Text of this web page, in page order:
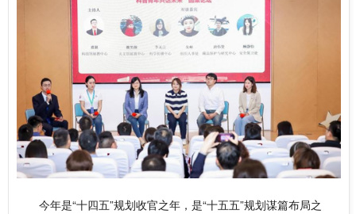
今年是“十四五”规划收官之年，是“十五五”规划谋篇布局之